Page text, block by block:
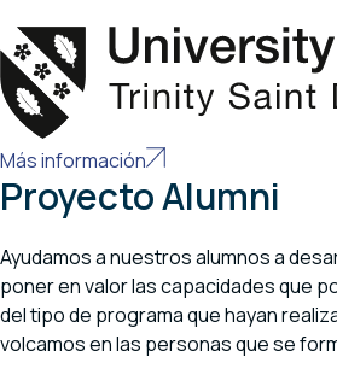
Más información
Proyecto Alumni
Ayudamos a nuestros alumnos a
poner en valor las capacidades que
del tipo de programa que hayan
volcamos en las personas que se